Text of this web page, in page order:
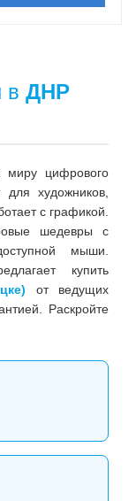
в ДНР
цифрового
для художников,
с графикой.
шедевры с
мыши.
купить
от ведущих
Раскройте